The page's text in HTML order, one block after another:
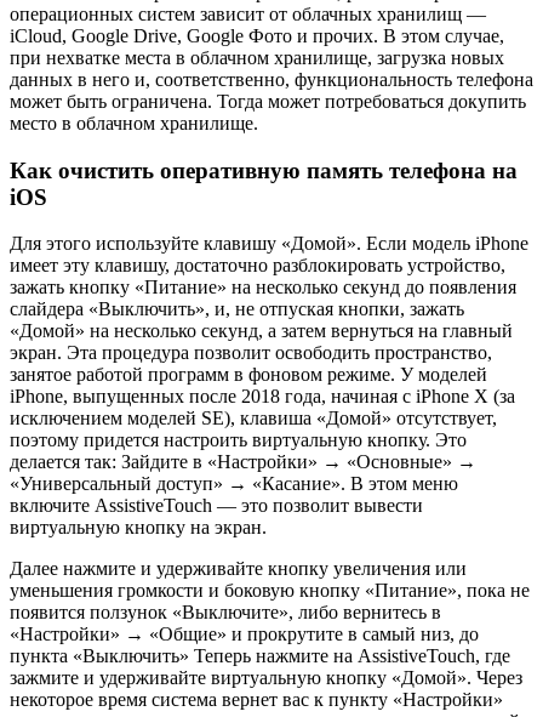
Как очистить оперативную память телефона на
iOS
Для этого используйте клавишу «Домой». Если модель iPhone
имеет эту клавишу, достаточно разблокировать устройство,
слайдера «Выключить», и, не отпуская кнопки, зажать
«Домой» на несколько секунд, а затем вернуться на главный
занятое работой программ в фоновом режиме. У моделей
iPhone, выпущенных после 2018 года, начиная с iPhone X (за
исключением моделей SE), клавиша «Домой» отсутствует,
поэтому придется настроить виртуальную кнопку. Это
делается так: Зайдите в «Настройки» → «Основные» →
«Универсальный доступ» → «Касание». В этом меню
включите AssistiveTouch — это позволит вывести
виртуальную кнопку на экран.
Далее нажмите и удерживайте кнопку увеличения или
уменьшения громкости и боковую кнопку «Питание», пока не
появится ползунок «Выключите», либо вернитесь в
«Настройки» → «Общие» и прокрутите в самый низ, до
пункта «Выключить» Теперь нажмите на AssistiveTouch, где
зажмите и удерживайте виртуальную кнопку «Домой». Через
некоторое время система вернет вас к пункту «Настройки»
или главному экрану — это значит, что очистка оперативной
памяти завершена. [2]
Как очистить оперативную память телефона на
Android